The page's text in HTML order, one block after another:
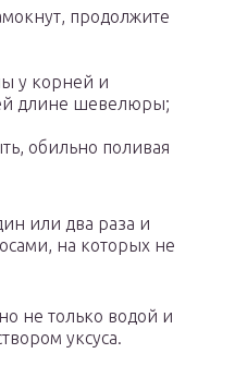
продолжите
у корней и
длине шевелюры;
обильно поливая
или два раза и
на которых не
не только водой и
уксуса.